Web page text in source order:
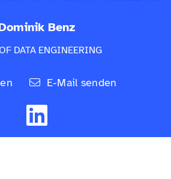
Benz
DATA ENGINEERING
E-Mail senden